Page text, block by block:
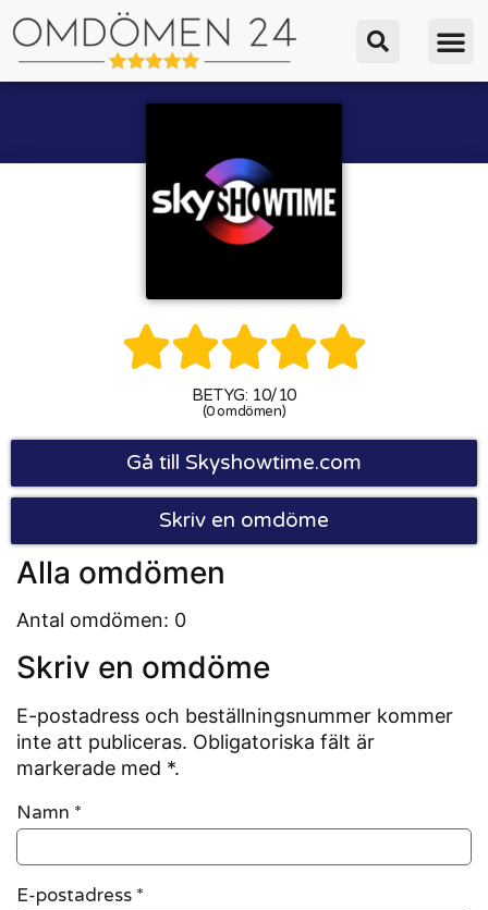

BETYG: 10/10
(0 omdömen)
Gå till Skyshowtime.com
Skriv en omdöme
Alla omdömen
Antal omdömen: 0
Skriv en omdöme
E-postadress och beställningsnummer kommer
inte att publiceras. Obligatoriska fält är
markerade med *.
Namn *
E-postadress *